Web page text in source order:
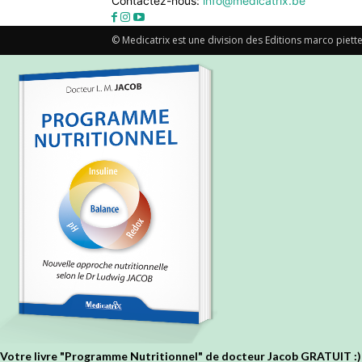
© Medicatrix est une division des Editions marco
Votre livre "Programme Nutritionnel" de docteur Jacob GRATUIT :)